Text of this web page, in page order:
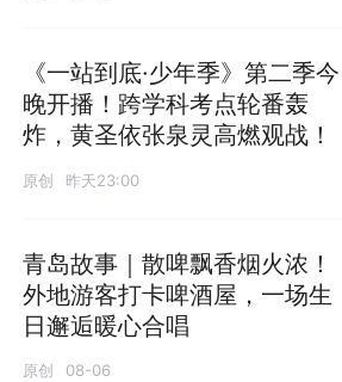
《一站到底·少年季》第二季今
晚开播！跨学科考点轮番轰
炸，黄圣依张泉灵高燃观战！
原创 昨天23:00
青岛故事｜散啤飘香烟火浓！
外地游客打卡啤酒屋，一场生
日邂逅暖心合唱
原创 08-06